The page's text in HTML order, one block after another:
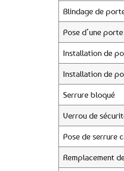
Blindage de
Pose d’une
Installation de
Installation de
Serrure bloqué
Verrou de
Pose de serrure
Remplacement